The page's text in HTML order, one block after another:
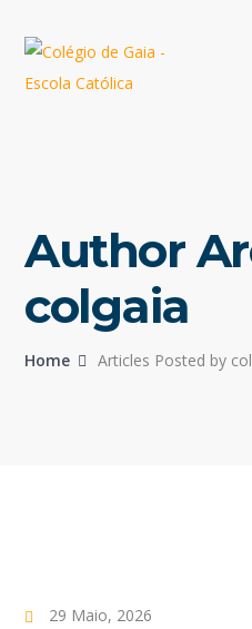
Author
colgaia
Home Articles Posted by
29 Maio, 2026